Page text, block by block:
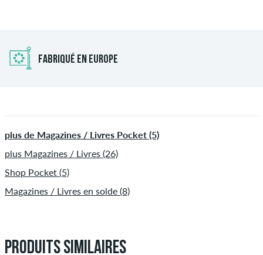
FABRIQUÉ EN EUROPE
plus de Magazines / Livres Pocket (5)
plus Magazines / Livres (26)
Shop Pocket (5)
Magazines / Livres en solde (8)
PRODUITS SIMILAIRES